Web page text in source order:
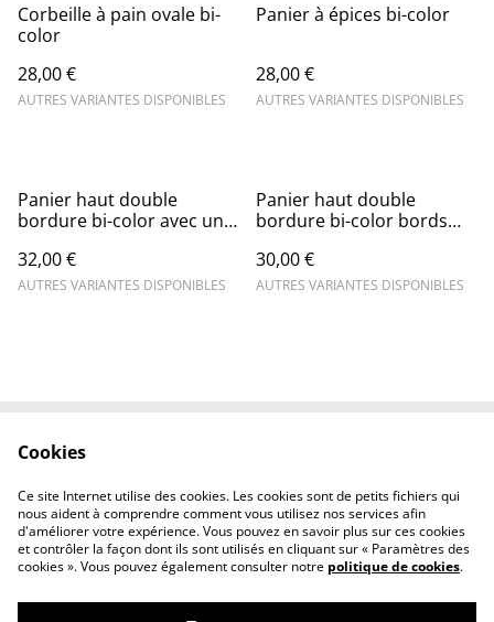
Corbeille à pain ovale bi-
color
28,00 €
AUTRES VARIANTES DISPONIBLES
Panier à épices bi-color
28,00 €
AUTRES VARIANTES DISPONIBLES
Panier haut double
bordure bi-color avec un
32,00 €
AUTRES VARIANTES DISPONIBLES
Panier haut double
bordure bi-color bords
30,00 €
AUTRES VARIANTES DISPONIBLES
Conditions générales
Livraison
Cookies
Nous contacter
Cookies
Ce site Internet utilise des cookies. Les cookies sont de petits fichiers qui
nous aident à comprendre comment vous utilisez nos services afin
d'améliorer votre expérience. Vous pouvez en savoir plus sur ces cookies
et contrôler la façon dont ils sont utilisés en cliquant sur « Paramètres des
cookies ». Vous pouvez également consulter notre politique de cookies.